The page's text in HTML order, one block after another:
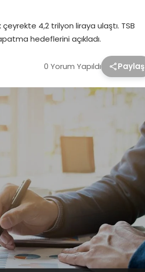
4,2 trilyon liraya ulaştı. TSB
hedeflerini açıkladı.
0 Yorum Yapıldı Paylaş